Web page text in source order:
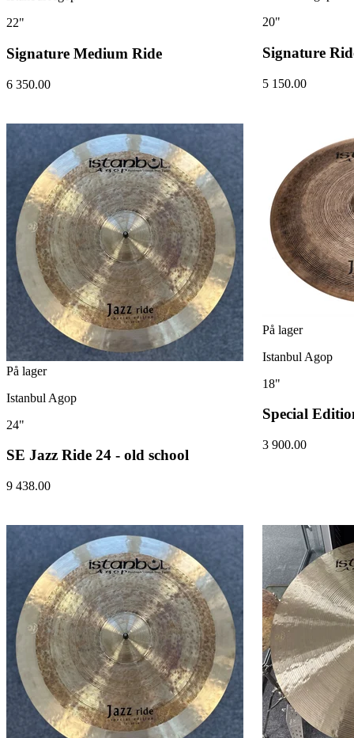
22"
Signature Medium Ride
6 350.00
20"
Signature
5 150.00
På lager
Istanbul Agop
24"
SE Jazz Ride 24 - old school
9 438.00
På lager
Istanbul Agop
18"
Special
3 900.00